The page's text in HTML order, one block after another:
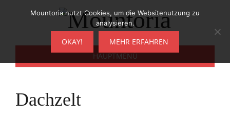
HAUPTMENÜ
Dachzelt
Mountoria nutzt Cookies, um die Websitenutzung zu
analysieren.
OKAY! MEHR ERFAHREN